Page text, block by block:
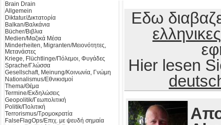
Brain Drain
Allgemein
Diktatur/Δικτατορία
Balkan/Βαλκάνια
Bücher/Βιβλια
Medien/Μαζικά Μέσα
Minderheiten, Migranten/Μειονότητες,
Μετανάστες
Kriege, Flüchtlinge/Πόλεμοι, Φυγάδες
Sprache/Γλώσσα
Gesellschaft, Meinung/Κοινωνία, Γνώμη
Nationalismus/Εθνικισμοί
Thema/Θέμα
Termine/Εκδηλώσεις
Geopolitik/Γεωπολιτική
Politik/Πολιτική
Terrorismus/Τρομοκρατία
FalseFlagOps/Επιχ. με ψευδή σημαία
Εδω
ελληνικες
Hier lesen